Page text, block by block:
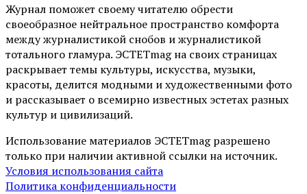
Журнал поможет своему читателю обрести
своеобразное нейтральное пространство комфорта
между журналистикой снобов и журналистикой
тотального гламура. ЭСТЕТmag на своих страницах
раскрывает темы культуры, искусства, музыки,
красоты, делится модными и художественными фото
и рассказывает о всемирно известных эстетах разных
культур и цивилизаций.
Использование материалов ЭСТЕТmag разрешено
только при наличии активной ссылки на источник.
Условия использования сайта
Политика конфиденциальности